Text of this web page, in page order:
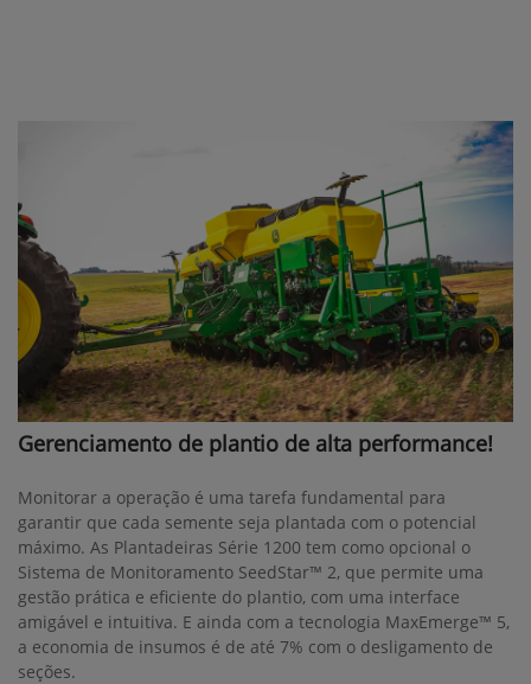
Gerenciamento de plantio de alta performance!
Monitorar a operação é uma tarefa fundamental para
garantir que cada semente seja plantada com o potencial
máximo. As Plantadeiras Série 1200 tem como opcional o
Sistema de Monitoramento SeedStar™ 2, que permite uma
gestão prática e eficiente do plantio, com uma interface
amigável e intuitiva. E ainda com a tecnologia MaxEmerge™ 5,
a economia de insumos é de até 7% com o desligamento de
seções.